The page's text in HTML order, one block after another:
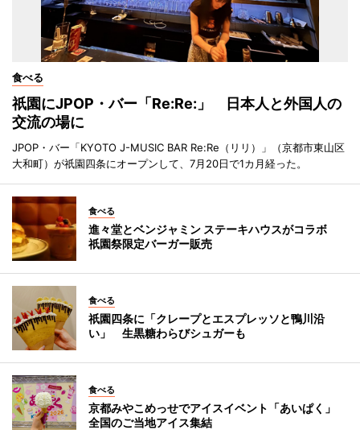
食べる
祇園にJPOP・バー「Re:Re:」 日本人と外国人の
交流の場に
JPOP・バー「KYOTO J-MUSIC BAR Re:Re（リリ）」（京都市東山区
大和町）が祇園四条にオープンして、7月20日で1カ月経った。
食べる
進々堂とベンジャミン ステーキハウスがコラボ
祇園祭限定バーガー販売
食べる
祇園四条に「クレープとエスプレッソと鴨川沿
い」 生黒糖わらびシュガーも
食べる
京都みやこめっせでアイスイベント「あいぱく」
全国のご当地アイス集結